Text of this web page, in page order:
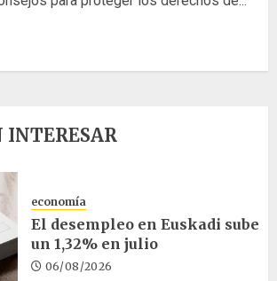
INTERESAR
economía
El desempleo en Euskadi sube
un 1,32% en julio
06/08/2026